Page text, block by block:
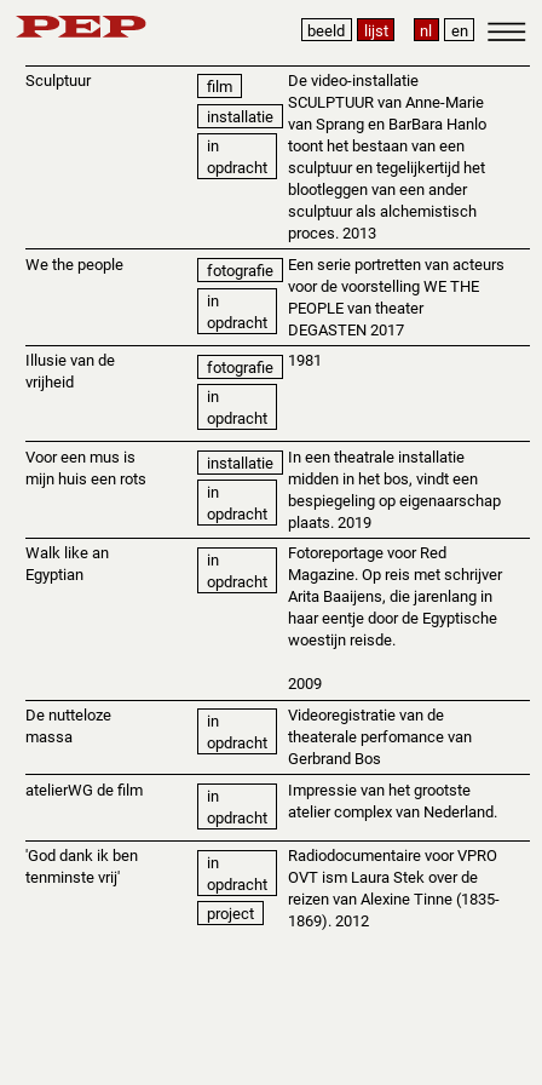
en
nl
lijst
beeld
Sculptuur
film
installatie
in
opdracht
De video-installatie
SCULPTUUR van Anne-Marie
van Sprang en BarBara Hanlo
toont het bestaan ​​van een
sculptuur en tegelijkertijd het
blootleggen van een ander
sculptuur als alchemistisch
proces. 2013
We the people
fotografie
in
opdracht
Een serie portretten van acteurs
voor de voorstelling WE THE
PEOPLE van theater
DEGASTEN 2017
Illusie van de
vrijheid
fotografie
in
opdracht
1981
Voor een mus is
mijn huis een rots
installatie
in
opdracht
In een theatrale installatie
midden in het bos, vindt een
bespiegeling op eigenaarschap
plaats. 2019
Walk like an
Egyptian
in
opdracht
Fotoreportage voor Red
Magazine. Op reis met schrijver
Arita Baaijens, die jarenlang in
haar eentje door de Egyptische
woestijn reisde.
2009
De nutteloze
massa
in
opdracht
Videoregistratie van de
theaterale perfomance van
Gerbrand Bos
atelierWG de film
in
opdracht
Impressie van het grootste
atelier complex van Nederland.
'God dank ik ben
tenminste vrij'
in
opdracht
project
Radiodocumentaire voor VPRO
OVT ism Laura Stek over de
reizen van Alexine Tinne (1835-
1869). 2012